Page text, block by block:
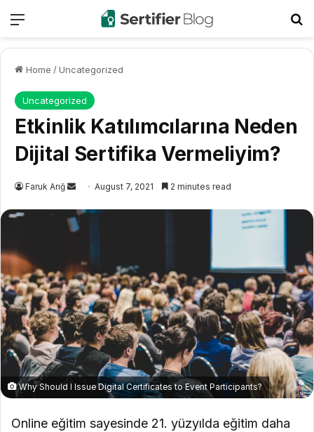
Menu
Home /Uncategorized
Uncategorized
Etkinlik Katılımcılarına Neden
Dijital Sertifika Vermeliyim?
Faruk Arığ
Send
email
August 7, 2021 2 minutes read
Why Should I Issue Digital Certificates to Event Participants?
Online eğitim sayesinde 21. yüzyılda eğitim daha